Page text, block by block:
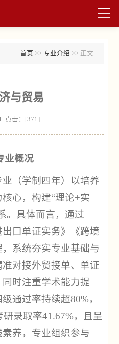
首页 >> 专业介绍 >> 正文
与贸易
点击：[371]
业概况
（学制四年）以培养
心，构建“理论+实
。具体而言，通过
出口单证实务》《跨境
系统夯实专业基础与
对接外贸接单、单证
时注重学术能力提
通过率持续超80%，
录取率41.67%，且呈
素养，专业组织参与